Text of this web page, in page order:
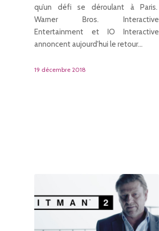
qu’un défi se déroulant à Paris.
Warner Bros. Interactive
Entertainment et IO Interactive
annoncent aujourd'hui le retour…
19 décembre 2018